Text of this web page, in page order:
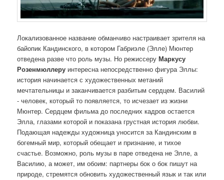
Локализованное название обманчиво настраивает зрителя на
байопик Кандинского, в котором Габриэле (Элле) Мюнтер
отведена разве что роль музы. Но режиссеруМаркусу
Розенмюллеру интересна непосредственно фигура Эллы:
история начинается с художественных метаний
мечтательницы и заканчивается разбитым сердцем. Василий
- человек, который то появляется, то исчезает из жизни
Мюнтер. Сердцем фильма до последних кадров остается
Элла, глазами которой и показана грустная история любви.
Подающая надежды художница уносится за Кандинским в
богемный мир, который обещает и признание, и тихое
счастье. Возможно, роль музы в паре отведена не Элле, а
Василию, а может, им обоим: партнеры бок о бок пишут на
природе, стремятся обновить художественный язык и так или